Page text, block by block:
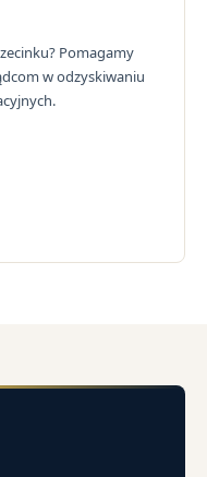
Pomagamy
w odzyskiwaniu